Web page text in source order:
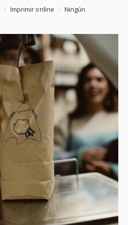
/ Imprimir online / Ningún